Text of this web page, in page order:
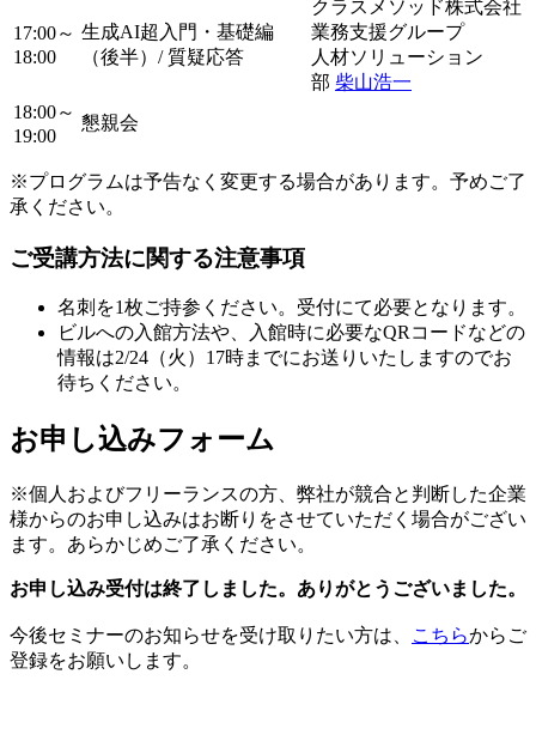
17:00～
18:00
生成AI超入門・基礎編
（後半）/ 質疑応答
クラスメソッド株式会社
業務支援グループ
人材ソリューション
部 柴山浩一
18:00～
19:00
懇親会
※プログラムは予告なく変更する場合があります。予めご了
承ください。
ご受講方法に関する注意事項
名刺を1枚ご持参ください。受付にて必要となります。
ビルへの入館方法や、入館時に必要なQRコードなどの
情報は2/24（火）17時までにお送りいたしますのでお
待ちください。
お申し込みフォーム
※個人およびフリーランスの方、弊社が競合と判断した企業
様からのお申し込みはお断りをさせていただく場合がござい
ます。あらかじめご了承ください。
お申し込み受付は終了しました。ありがとうございました。
今後セミナーのお知らせを受け取りたい方は、 こちらからご
登録をお願いします。